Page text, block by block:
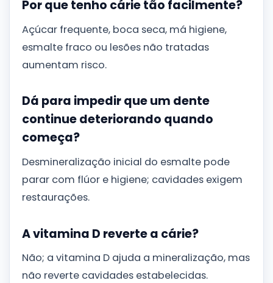
Por que tenho cárie tão facilmente?
Açúcar frequente, boca seca, má higiene,
esmalte fraco ou lesões não tratadas
aumentam risco.
Dá para impedir que um dente
continue deteriorando quando
começa?
Desmineralização inicial do esmalte pode
parar com flúor e higiene; cavidades exigem
restaurações.
A vitamina D reverte a cárie?
Não; a vitamina D ajuda a mineralização, mas
não reverte cavidades estabelecidas.